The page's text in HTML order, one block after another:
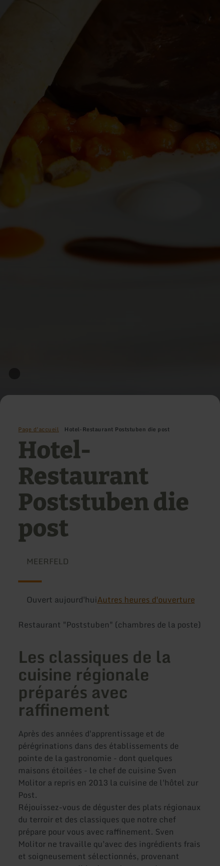
Page d'accueil Hotel-Restaurant Poststuben die post
Hotel-
Restaurant
Poststuben die
post
MEERFELD
Ouvert aujourd'huiAutres heures d'ouverture
Restaurant "Poststuben" (chambres de la poste)
Les classiques de la
cuisine régionale
préparés avec
raffinement
Après des années d'apprentissage et de
pérégrinations dans des établissements de
pointe de la gastronomie - dont quelques
maisons étoilées - le chef de cuisine Sven
Molitor a repris en 2013 la cuisine de l'hôtel zur
Post.
Réjouissez-vous de déguster des plats régionaux
du terroir et des classiques que notre chef
prépare pour vous avec raffinement. Sven
Molitor ne travaille qu'avec des ingrédients frais
et soigneusement sélectionnés, provenant